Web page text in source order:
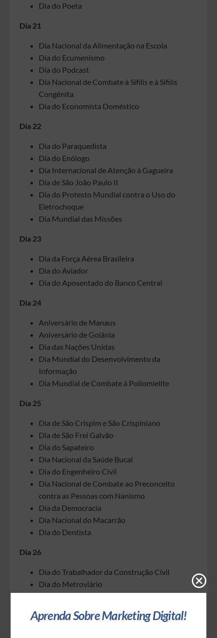
Dia do Poeta
Dia 21
Dia Nacional da Alimentação na Escola
Dia do Ecumenismo
Dia do Podcast
Dia Nacional de Combate à Sífilis e à Sífilis
Congênita
Dia do Economista Doméstico
Dia 22
Dia do Paraquedista
Dia do Enólogo
Dia Internacional de Atenção à Gagueira
Dia de São João Paulo II
Dia do Protesto Mundial contra o Uso do
Eletrochoque
Dia Mundial das Missões
Dia 23
Dia da Força Aérea Brasileira
Dia do Aviador
Dia do Aposentado do Banco Central
Dia 24
Aniversário de Manaus
Aniversário de Goiânia
Dia das Nações Unidas
Dia Mundial do Desenvolvimento da
Informação
Dia Mundial de Combate à Poliomielite
Dia 25
Dia de São Crispim e São Crispiniano
Dia de São Frei Galvão
Dia do Sapateiro
Dia Nacional da Saúde Bucal
Dia do Engenheiro Civil
Dia Nacional de Combate ao Preconceito
contra as Pessoas com Nanismo
Dia da Democracia
Dia Nacional do Macarrão
Dia do Dentista
Dia 26
Dia do Trabalhador da Construção Civil
Dia do Metroviário
Dia Mundial do Patrimônio Audiovisual
Aprenda Sobre Marketing Digital!